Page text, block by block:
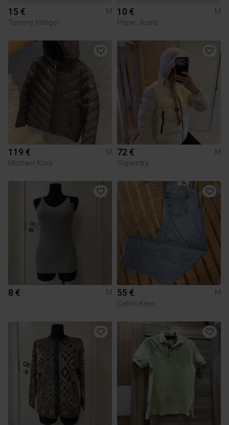
15 €
M
Tommy Hilfiger
10 €
M
Pepe Jeans
119 €
M
Michael Kors
72 €
M
Superdry
8 € M 55 €
M
Calvin Klein